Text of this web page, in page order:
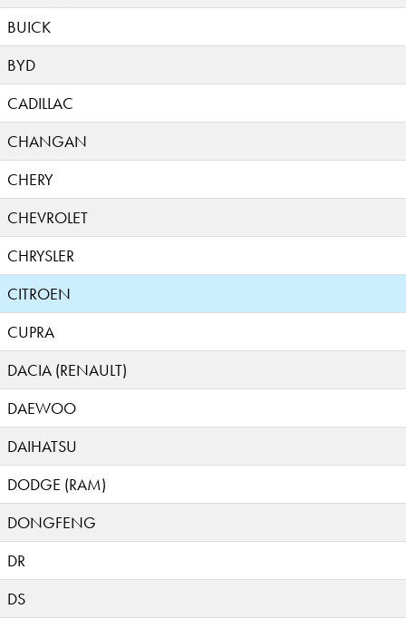
BUICK
BYD
CADILLAC
CHANGAN
CHERY
CHEVROLET
CHRYSLER
CITROEN
CUPRA
DACIA (RENAULT)
DAEWOO
DAIHATSU
DODGE (RAM)
DONGFENG
DR
DS